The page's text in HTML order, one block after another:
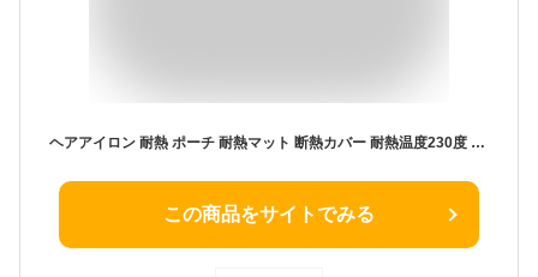
ヘアアイロン 耐熱 ポーチ 耐熱マット 断熱カバー 耐熱温度230度 滑り止め シリコン素材 火傷 焦げ 防止 収納 出張 旅行 夏休み 持ち運び 便利 携帯 お手入れ簡単 柔らか素材 ピンク ネイビー グリーン グレー くすみカラー 1000円ポッキリ MMM
この商品をサイトでみる